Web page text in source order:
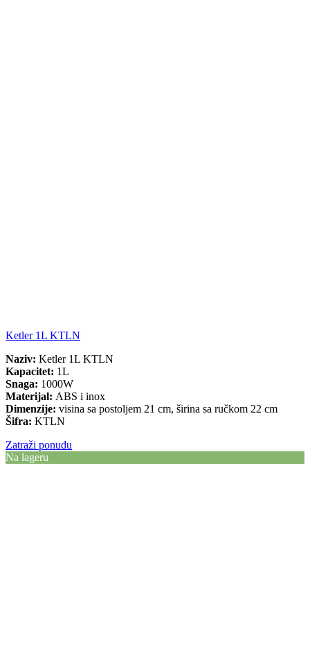
Ketler 1L KTLN
Naziv: Ketler 1L KTLN
Kapacitet: 1L
Snaga: 1000W
Materijal: ABS i inox
Dimenzije: visina sa postoljem 21 cm, širina sa ručkom 22 cm
Šifra: KTLN
Zatraži ponudu
Na lageru